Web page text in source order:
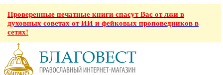
Проверенные печатные книги спасут Вас от лжи в
духовных советах от ИИ и фейковых проповедников в
сетях!